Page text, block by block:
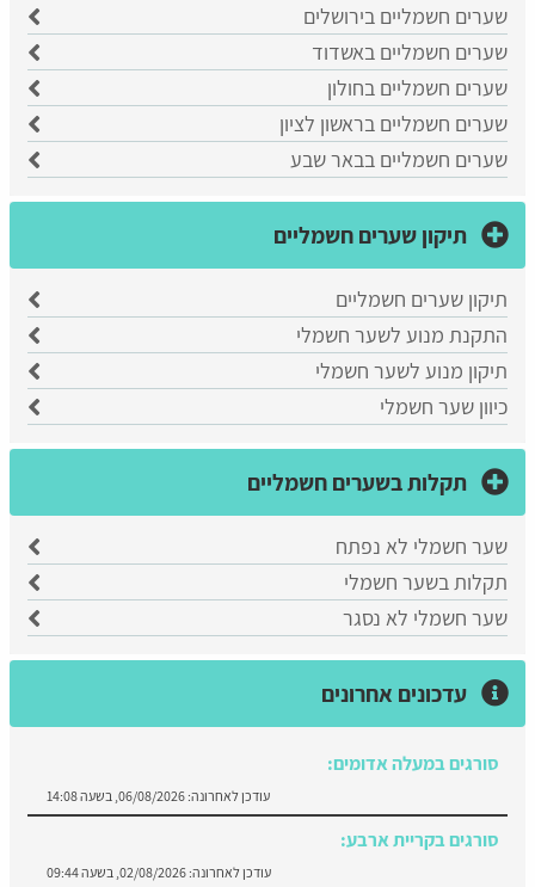
שערים חשמליים בירושלים
שערים חשמליים באשדוד
שערים חשמליים בחולון
שערים חשמליים בראשון לציון
שערים חשמליים בבאר שבע
תיקון שערים חשמליים
תיקון שערים חשמליים
התקנת מנוע לשער חשמלי
תיקון מנוע לשער חשמלי
כיוון שער חשמלי
תקלות בשערים חשמליים
שער חשמלי לא נפתח
תקלות בשער חשמלי
שער חשמלי לא נסגר
עדכונים אחרונים
סורגים במעלה אדומים:
עודכן לאחרונה: 06/08/2026, בשעה 14:08
סורגים בקריית ארבע:
עודכן לאחרונה: 02/08/2026, בשעה 09:44